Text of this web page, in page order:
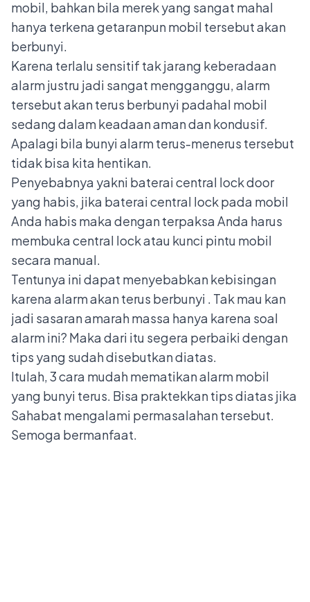
mobil, bahkan bila merek yang sangat mahal
hanya terkena getaranpun mobil tersebut akan
berbunyi.
Karena terlalu sensitif tak jarang keberadaan
alarm justru jadi sangat mengganggu, alarm
tersebut akan terus berbunyi padahal mobil
sedang dalam keadaan aman dan kondusif.
Apalagi bila bunyi alarm terus-menerus tersebut
tidak bisa kita hentikan.
Penyebabnya yakni bateraicentral lock door
yang habis, jika baterai central lock pada mobil
Anda habis maka dengan terpaksa Anda harus
membuka central lock atau kunci pintu mobil
secara manual.
Tentunya ini dapat menyebabkan kebisingan
karena alarm akan terus berbunyi . Tak mau kan
jadi sasaran amarah massa hanya karena soal
alarm ini? Maka dari itu segera perbaiki dengan
tips yang sudah disebutkan diatas.
Itulah, 3 cara mudah mematikan alarm mobil
yang bunyi terus. Bisa praktekkan tips diatas jika
Sahabat mengalami permasalahan tersebut.
Semoga bermanfaat.